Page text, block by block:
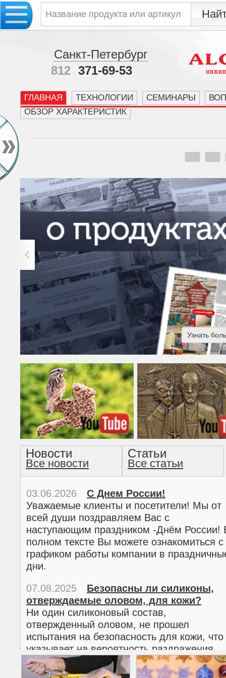
Санкт-Петербург
812 371-69-53
ГЛАВНАЯ ТЕХНОЛОГИИ СЕМИНАРЫ
ОБЗОР ХАРАКТЕРИСТИК
Узнать
Американская готика -
прочтение методом
Новости
Все новости
Статьи
Все статьи
03.06.2026
С Днем России!
Уважаемые клиенты и посетители! Мы от
всей души поздравляем Вас с
наступающим праздником -Днём России!
полном тексте Вы можете ознакомиться с
графиком работы компании в
дни.
02.03.2026
С 8 марта!
Дорогие женщины!
Поздравляем Вас с наступающим
Международным женским днем 8 марта!
полном тексте можно ознакомиться с
графиком работы компании в
07.08.2025
Безопасны ли силиконы,
отверждаемые оловом, для кожи?
Ни один силиконовый состав,
отвержденный оловом, не прошел
испытания на безопасность для кожи, что
указывает на вероятность раздражения
кожи.